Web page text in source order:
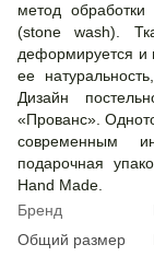
метод
(stone wash).
деформируется и
ее
Дизайн
«Прованс».
современным
подарочная
Hand Made.
Бренд
Общий размер